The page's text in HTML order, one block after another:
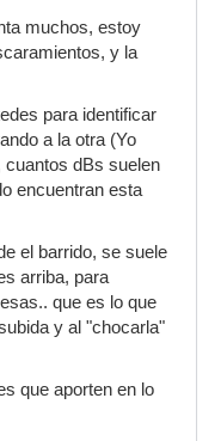
muchos, estoy
y la
para identificar
a la otra (Yo
cuantos dBs suelen
encuentran esta
el barrido, se suele
arriba, para
que es lo que
y al "chocarla"
que aporten en lo